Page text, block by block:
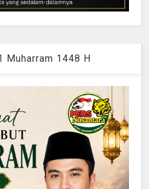
Muharram 1448 H